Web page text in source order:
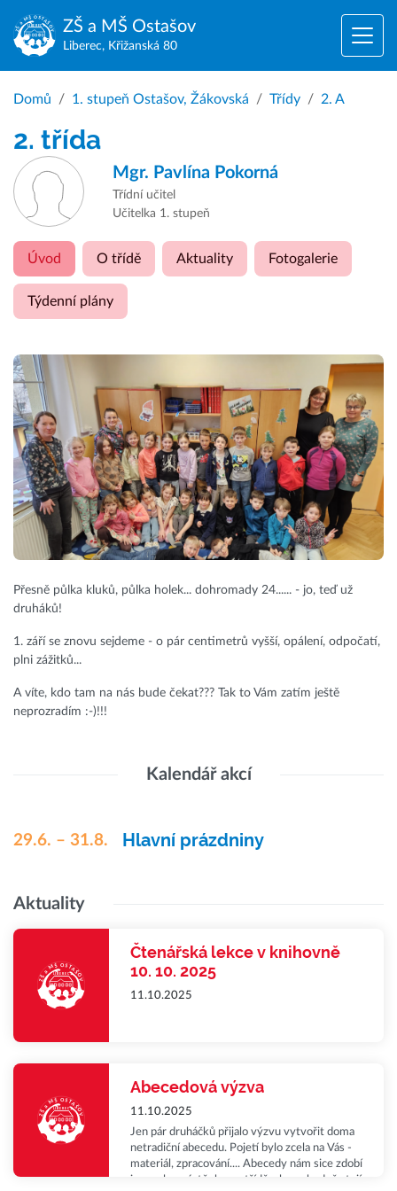
ZŠ a MŠ Ostašov
Liberec, Křižanská 80
Domů 1. stupeň Ostašov, Žákovská Třídy 2. A
2. třída
Mgr. Pavlína Pokorná
Třídní učitel
Učitelka 1. stupeň
Úvod O třídě Aktuality Fotogalerie
Týdenní plány
Přesně půlka kluků, půlka holek... dohromady 24...... - jo, teď už
druháků!
1. září se znovu sejdeme - o pár centimetrů vyšší, opálení, odpočatí,
plni zážitků...
A víte, kdo tam na nás bude čekat??? Tak to Vám zatím ještě
neprozradím :-)!!!
Kalendář akcí
29.6. – 31.8. Hlavní prázdniny
Aktuality
Čtenářská lekce v knihovně
10. 10. 2025
11.10.2025
Abecedová výzva
11.10.2025
Jen pár druháčků přijalo výzvu vytvořit doma
netradiční abecedu. Pojetí bylo zcela na Vás -
materiál, zpracování.... Abecedy nám sice zdobí
jen malou nástěnku ve třídě, ale rozhodně stojí